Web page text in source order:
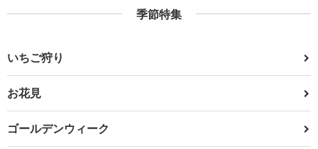
季節特集
いちご狩り
お花見
ゴールデンウィーク